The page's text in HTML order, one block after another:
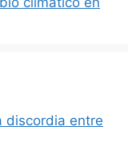
discordia entre